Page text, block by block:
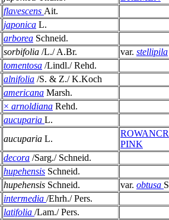
flavescens Ait.
japonica L.
arborea Schneid.
sorbifolia /L./ A.Br. var. stellipila
tomentosa /Lindl./ Rehd.
alnifolia /S. & Z./ K.Koch
americana Marsh.
× arnoldiana Rehd.
aucuparia L.
aucuparia L.
PINK
decora /Sarg./ Schneid.
hupehensis Schneid.
hupehensis Schneid. var. obtusa
intermedia /Ehrh./ Pers.
latifolia /Lam./ Pers.